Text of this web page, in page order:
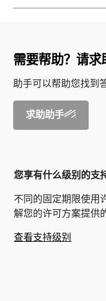
需要帮助？请求
助手可以帮助您找到
求助助手
您享有什么级别的支
不同的固定期限使用
解您的许可方案提供
查看支持级别